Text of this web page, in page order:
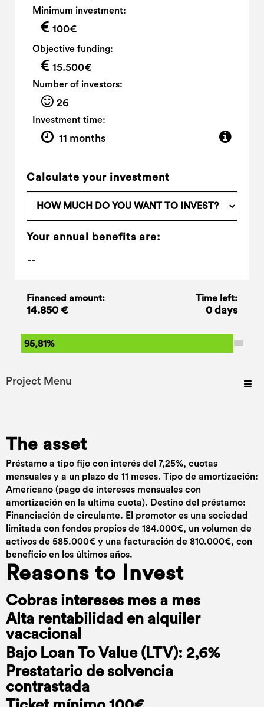
Minimum investment:
100€
Objective funding:
15.500€
Number of investors:
26
Investment time:
11 months
Calculate your investment
Your annual benefits are:
Financed amount:
14.850 €
Time left:
0 days
95,81%
Project Menu
The asset
Préstamo a tipo fijo con interés del 7,25%, cuotas
mensuales y a un plazo de 11 meses. Tipo de amortización:
Americano (pago de intereses mensuales con
amortización en la ultima cuota). Destino del préstamo:
Financiación de circulante. El promotor es una sociedad
limitada con fondos propios de 184.000€, un volumen de
activos de 585.000€ y una facturación de 810.000€, con
beneficio en los últimos años.
Reasons to Invest
Cobras intereses mes a mes
Alta rentabilidad en alquiler
vacacional
Bajo Loan To Value (LTV): 2,6%
Prestatario de solvencia
contrastada